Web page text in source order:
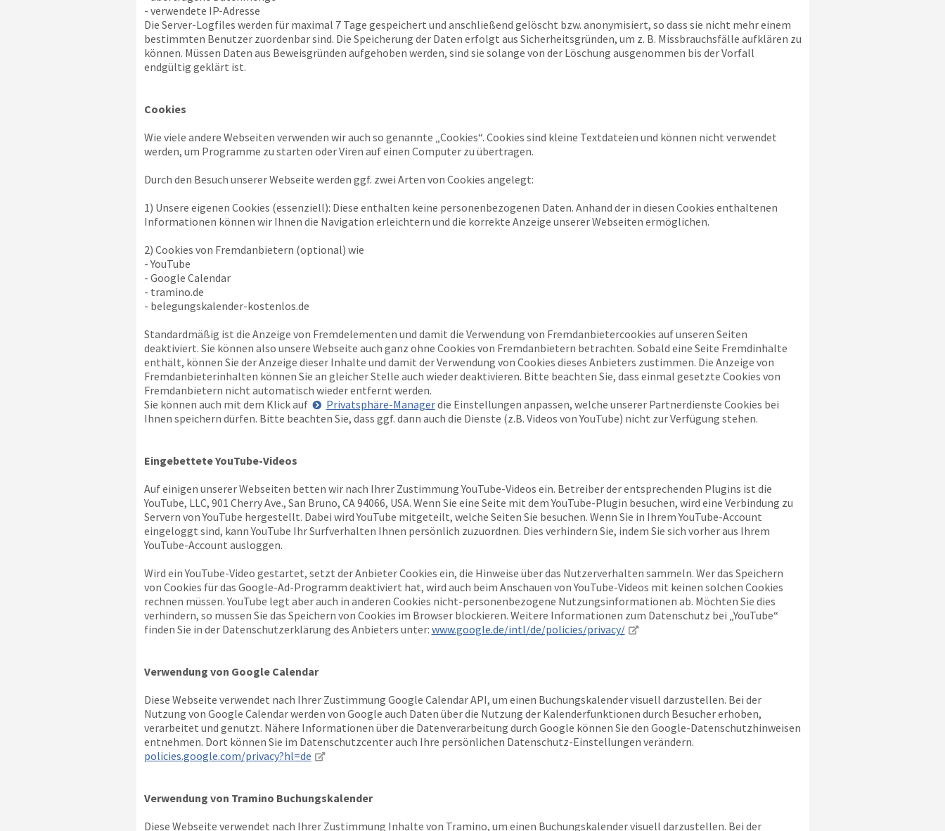
- verwendete IP-Adresse
Die Server-Logfiles werden für maximal 7 Tage gespeichert und anschließend gelöscht bzw. anonymisiert, so dass sie nicht mehr einem
bestimmten Benutzer zuordenbar sind. Die Speicherung der Daten erfolgt aus Sicherheitsgründen, um z. B. Missbrauchsfälle aufklären zu
können. Müssen Daten aus Beweisgründen aufgehoben werden, sind sie solange von der Löschung ausgenommen bis der Vorfall
endgültig geklärt ist.
Cookies
Wie viele andere Webseiten verwenden wir auch so genannte „Cookies“. Cookies sind kleine Textdateien und können nicht verwendet
werden, um Programme zu starten oder Viren auf einen Computer zu übertragen.
Durch den Besuch unserer Webseite werden ggf. zwei Arten von Cookies angelegt:
1) Unsere eigenen Cookies (essenziell): Diese enthalten keine personenbezogenen Daten. Anhand der in diesen Cookies enthaltenen
Informationen können wir Ihnen die Navigation erleichtern und die korrekte Anzeige unserer Webseiten ermöglichen.
2) Cookies von Fremdanbietern (optional) wie
- YouTube
- Google Calendar
- tramino.de
- belegungskalender-kostenlos.de
Standardmäßig ist die Anzeige von Fremdelementen und damit die Verwendung von Fremdanbietercookies auf unseren Seiten
deaktiviert. Sie können also unsere Webseite auch ganz ohne Cookies von Fremdanbietern betrachten. Sobald eine Seite Fremdinhalte
enthält, können Sie der Anzeige dieser Inhalte und damit der Verwendung von Cookies dieses Anbieters zustimmen. Die Anzeige von
Fremdanbieterinhalten können Sie an gleicher Stelle auch wieder deaktivieren. Bitte beachten Sie, dass einmal gesetzte Cookies von
Fremdanbietern nicht automatisch wieder entfernt werden.
Sie können auch mit dem Klick auf
Privatsphäre-Managerdie Einstellungen anpassen, welche unserer Partnerdienste Cookies bei
Ihnen speichern dürfen. Bitte beachten Sie, dass ggf. dann auch die Dienste (z.B. Videos von YouTube) nicht zur Verfügung stehen.
Eingebettete YouTube-Videos
Auf einigen unserer Webseiten betten wir nach Ihrer Zustimmung YouTube-Videos ein. Betreiber der entsprechenden Plugins ist die
YouTube, LLC, 901 Cherry Ave., San Bruno, CA 94066, USA. Wenn Sie eine Seite mit dem YouTube-Plugin besuchen, wird eine Verbindung zu
Servern von YouTube hergestellt. Dabei wird YouTube mitgeteilt, welche Seiten Sie besuchen. Wenn Sie in Ihrem YouTube-Account
eingeloggt sind, kann YouTube Ihr Surfverhalten Ihnen persönlich zuzuordnen. Dies verhindern Sie, indem Sie sich vorher aus Ihrem
YouTube-Account ausloggen.
Wird ein YouTube-Video gestartet, setzt der Anbieter Cookies ein, die Hinweise über das Nutzerverhalten sammeln. Wer das Speichern
von Cookies für das Google-Ad-Programm deaktiviert hat, wird auch beim Anschauen von YouTube-Videos mit keinen solchen Cookies
rechnen müssen. YouTube legt aber auch in anderen Cookies nicht-personenbezogene Nutzungsinformationen ab. Möchten Sie dies
verhindern, so müssen Sie das Speichern von Cookies im Browser blockieren. Weitere Informationen zum Datenschutz bei „YouTube“
finden Sie in der Datenschutzerklärung des Anbieters unter: www.google.de/intl/de/policies/privacy/
Verwendung von Google Calendar
Diese Webseite verwendet nach Ihrer Zustimmung Google Calendar API, um einen Buchungskalender visuell darzustellen. Bei der
Nutzung von Google Calendar werden von Google auch Daten über die Nutzung der Kalenderfunktionen durch Besucher erhoben,
verarbeitet und genutzt. Nähere Informationen über die Datenverarbeitung durch Google können Sie den Google-Datenschutzhinweisen
entnehmen. Dort können Sie im Datenschutzcenter auch Ihre persönlichen Datenschutz-Einstellungen verändern.
policies.google.com/privacy?hl=de
Verwendung von Tramino Buchungskalender
Diese Webseite verwendet nach Ihrer Zustimmung Inhalte von Tramino, um einen Buchungskalender visuell darzustellen. Bei der